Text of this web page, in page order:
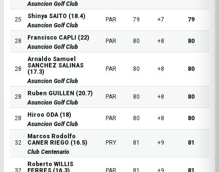
Asuncion Golf Club
25
Shinya SAITO (18.4)
Asuncion Golf Club
PAR 79 +7 79
28
Francisco CAPLI (22)
Asuncion Golf Club
PAR 80 +8 80
28
Arnaldo Samuel
SANCHEZ SALINAS
(17.3)
Asuncion Golf Club
PAR 80 +8 80
28
Ruben GUILLEN (20.7)
Asuncion Golf Club
PAR 80 +8 80
28
Hiroo ODA (18)
Asuncion Golf Club
PAR 80 +8 80
32
Marcos Rodolfo
CANER RIEGO (16.5)
Club Centenario
PRY 81 +9 81
32
Roberto WILLIS
FERRES (16.3)
PAR 81 +9 81